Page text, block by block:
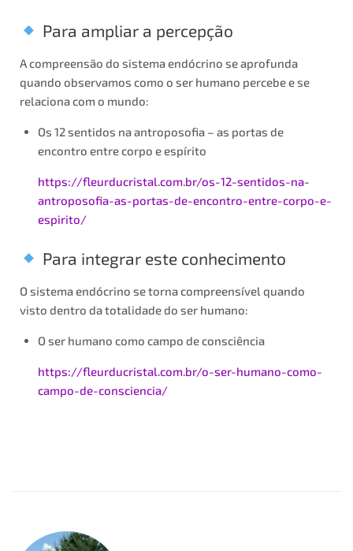
Para ampliar a percepção
A compreensão do sistema endócrino se aprofunda
quando observamos como o ser humano percebe e se
relaciona com o mundo:
Os 12 sentidos na antroposofia – as portas de
encontro entre corpo e espírito
https://fleurducristal.com.br/os-12-sentidos-na-
antroposofia-as-portas-de-encontro-entre-corpo-e-
espirito/
Para integrar este conhecimento
O sistema endócrino se torna compreensível quando
visto dentro da totalidade do ser humano:
O ser humano como campo de consciência
https://fleurducristal.com.br/o-ser-humano-como-
campo-de-consciencia/